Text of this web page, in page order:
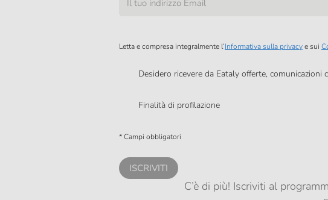
Letta e compresa integralmente l’Informativa sulla privacye sui
Desidero ricevere da Eataly offerte,
Finalità di profilazione
* Campi obbligatori
ISCRIVITI
C’è di più! Iscriviti al